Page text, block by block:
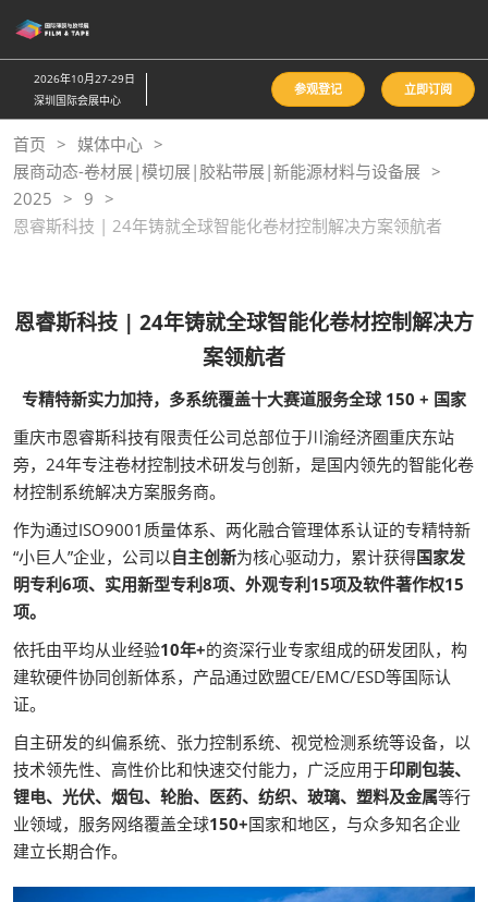
接
跳
至
内
容
2026年10月27-29日
深圳国际会展中心
参观登记 立即订阅
首页
媒体中心
展商动态-卷材展|模切展|胶粘带展|新能源材料与设备展
2025
9
恩睿斯科技 | 24年铸就全球智能化卷材控制解决方案领航者
恩睿斯科技 | 24年铸就全球智能化卷材控制解决方
案领航者
专精特新实力加持，多系统覆盖十大赛道服务全球 150 + 国家
重庆市恩睿斯科技有限责任公司总部位于川渝经济圈重庆东站
旁，24年专注卷材控制技术研发与创新，是国内领先的智能化卷
材控制系统解决方案服务商。
作为通过ISO9001质量体系、两化融合管理体系认证的专精特新
“小巨人”企业，公司以自主创新为核心驱动力，累计获得国家发
明专利6项、实用新型专利8项、外观专利15项及软件著作权15
项。
依托由平均从业经验10年+的资深行业专家组成的研发团队，构
建软硬件协同创新体系，产品通过欧盟CE/EMC/ESD等国际认
证。
自主研发的纠偏系统、张力控制系统、视觉检测系统等设备，以
技术领先性、高性价比和快速交付能力，广泛应用于印刷包装、
锂电、光伏、烟包、轮胎、医药、纺织、玻璃、塑料及金属等行
业领域，服务网络覆盖全球150+国家和地区，与众多知名企业
建立长期合作。